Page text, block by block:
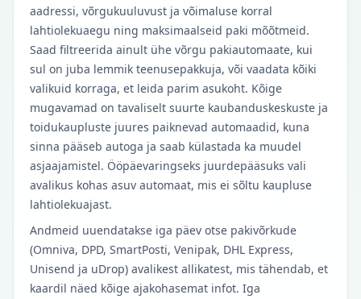
aadressi, võrgukuuluvust ja võimaluse korral
lahtiolekuaegu ning maksimaalseid paki mõõtmeid.
Saad filtreerida ainult ühe võrgu pakiautomaate, kui
sul on juba lemmik teenusepakkuja, või vaadata kõiki
valikuid korraga, et leida parim asukoht. Kõige
mugavamad on tavaliselt suurte kaubanduskeskuste ja
toidukaupluste juures paiknevad automaadid, kuna
sinna pääseb autoga ja saab külastada ka muudel
asjaajamistel. Ööpäevaringseks juurdepääsuks vali
avalikus kohas asuv automaat, mis ei sõltu kaupluse
lahtiolekuajast.
Andmeid uuendatakse iga päev otse pakivõrkude
(Omniva, DPD, SmartPosti, Venipak, DHL Express,
Unisend ja uDrop) avalikest allikatest, mis tähendab, et
kaardil näed kõige ajakohasemat infot. Iga